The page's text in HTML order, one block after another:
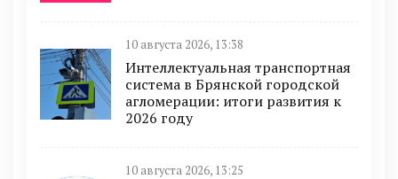
10 августа 2026, 13:38
Интеллектуальная транспортная
система в Брянской городской
агломерации: итоги развития к
2026 году
10 августа 2026, 13:25